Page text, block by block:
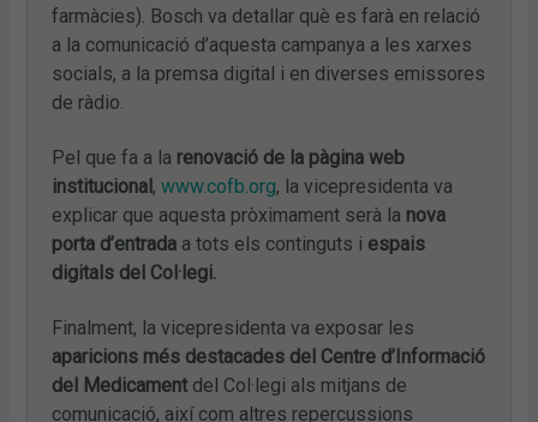
farmàcies). Bosch va detallar què es farà en relació
a la comunicació d’aquesta campanya a les xarxes
socials, a la premsa digital i en diverses emissores
de ràdio.
Pel que fa a la renovació de la pàgina web
institucional ,www.cofb.org, la vicepresidenta va
explicar que aquesta pròximament serà la nova
porta d’entrada a tots els continguts i espais
digitals del Col·legi.
Finalment, la vicepresidenta va exposar les
aparicions més destacades del Centre d’Informació
del Medicamentdel Col·legi als mitjans de
comunicació, així com altres repercussions